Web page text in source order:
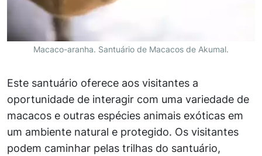
Macaco-aranha. Santuário de Macacos de Akumal.
Este santuário oferece aos visitantes a
oportunidade de interagir com uma variedade de
macacos e outras espécies animais exóticas em
um ambiente natural e protegido. Os visitantes
podem caminhar pelas trilhas do santuário,